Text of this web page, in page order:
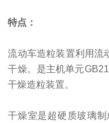
特点：
流动车造粒装置利用流
干燥。是主机单元
干燥造粒装置。
干燥室是超硬质玻璃